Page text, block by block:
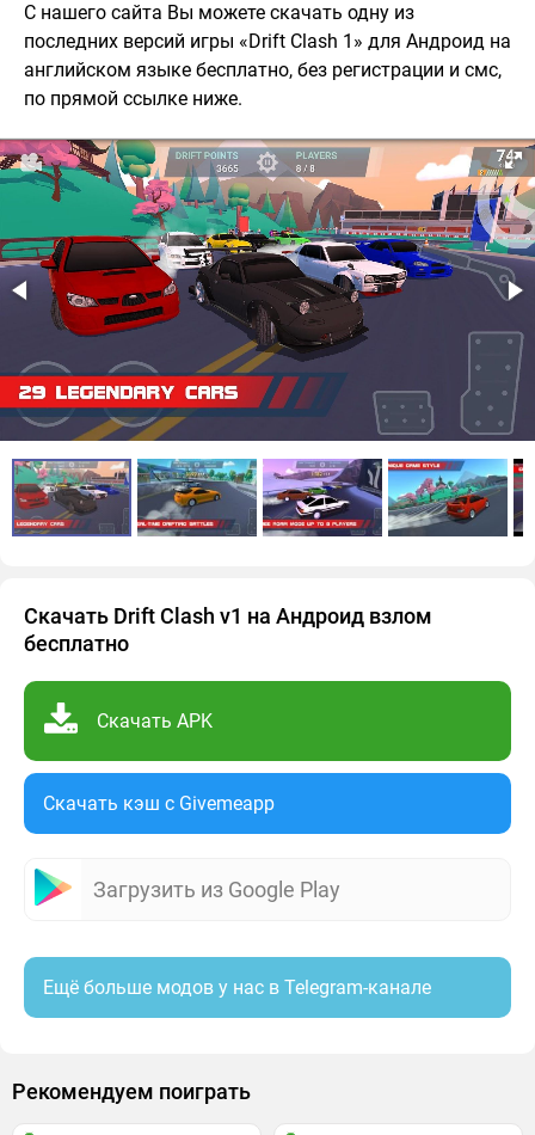
С нашего сайта Вы можете скачать одну из
последних версий игры «Drift Clash 1» для Андроид на
английском языке бесплатно, без регистрации и смс,
по прямой ссылке ниже.
Скачать Drift Clash v1 на Андроид взлом
бесплатно
Скачать APK
Скачать кэш c Givemeapp
Загрузить из Google Play
Ещё больше модов у нас в Telegram-канале
Рекомендуем поиграть